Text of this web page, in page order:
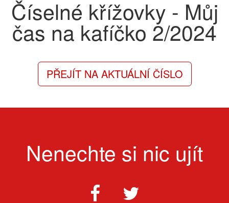
Číselné křížovky - Můj
čas na kafíčko 2/2024
PŘEJÍT NA AKTUÁLNÍ ČÍSLO
Nenechte si nic ujít